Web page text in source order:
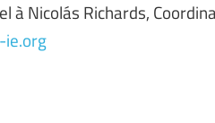
à Nicolás Richards,
ie.org